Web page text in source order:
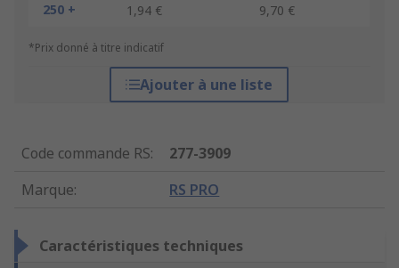
250 +
1,94 € 9,70 €
*Prix donné à titre indicatif
Ajouter à une liste
Code commande RS:
277-3909
Marque: RS PRO
Caractéristiques techniques